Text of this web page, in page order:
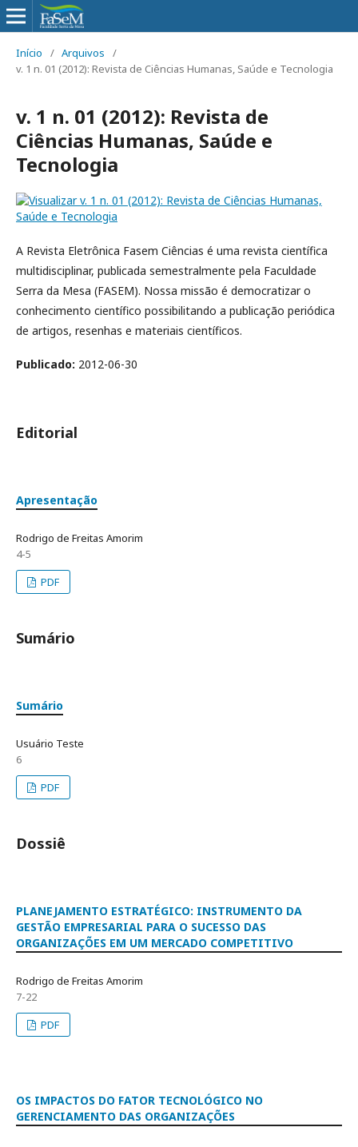
Início / Arquivos
/
v. 1 n. 01 (2012): Revista de Ciências Humanas, Saúde e Tecnologia
v. 1 n. 01 (2012): Revista de
Ciências Humanas, Saúde e
Tecnologia
A Revista Eletrônica Fasem Ciências é uma revista científica
multidisciplinar, publicada semestralmente pela Faculdade
Serra da Mesa (FASEM). Nossa missão é democratizar o
conhecimento científico possibilitando a publicação periódica
de artigos, resenhas e materiais científicos.
Publicado: 2012-06-30
Editorial
Apresentação
Rodrigo de Freitas Amorim
4-5
PDF
Sumário
Sumário
Usuário Teste
6
PDF
Dossiê
PLANEJAMENTO ESTRATÉGICO: INSTRUMENTO DA
GESTÃO EMPRESARIAL PARA O SUCESSO DAS
ORGANIZAÇÕES EM UM MERCADO COMPETITIVO
Rodrigo de Freitas Amorim
7-22
PDF
OS IMPACTOS DO FATOR TECNOLÓGICO NO
GERENCIAMENTO DAS ORGANIZAÇÕES